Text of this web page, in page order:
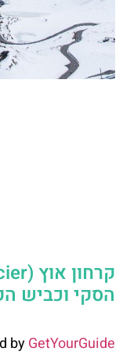
הסקי וכביש
byGetYourGuide